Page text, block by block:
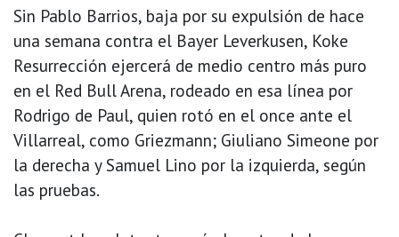
Sin Pablo Barrios, baja por su expulsión de hace
una semana contra el Bayer Leverkusen, Koke
Resurrección ejercerá de medio centro más puro
en el Red Bull Arena, rodeado en esa línea por
Rodrigo de Paul, quien rotó en el once ante el
Villarreal, como Griezmann; Giuliano Simeone por
la derecha y Samuel Lino por la izquierda, según
las pruebas.